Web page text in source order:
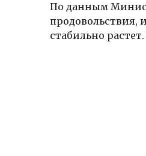
По данным
продовольствия,
стабильно